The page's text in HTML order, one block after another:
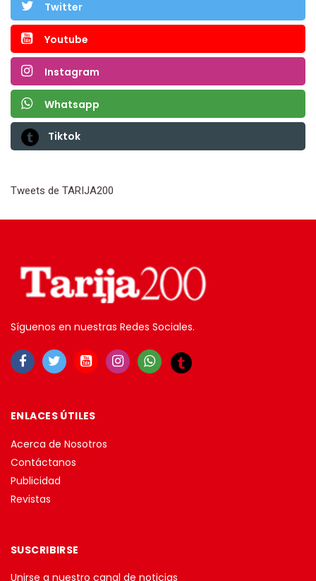
Twitter
Youtube
Instagram
Whatsapp
Tiktok
Tweets de TARIJA200
Síguenos en nuestras Redes Sociales.
ENLACES ÚTILES
Acerca de Nosotros
Contáctanos
Publicidad
Revistas
SUSCRIBIRSE
Unirse a nuestro canal de noticias